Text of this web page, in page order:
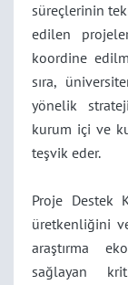
süreçlerinin
edilen
koordine
sıra,
yönelik
kurum içi ve
teşvik eder.
Proje Destek
üretkenliğini
araştırma
sağlayan